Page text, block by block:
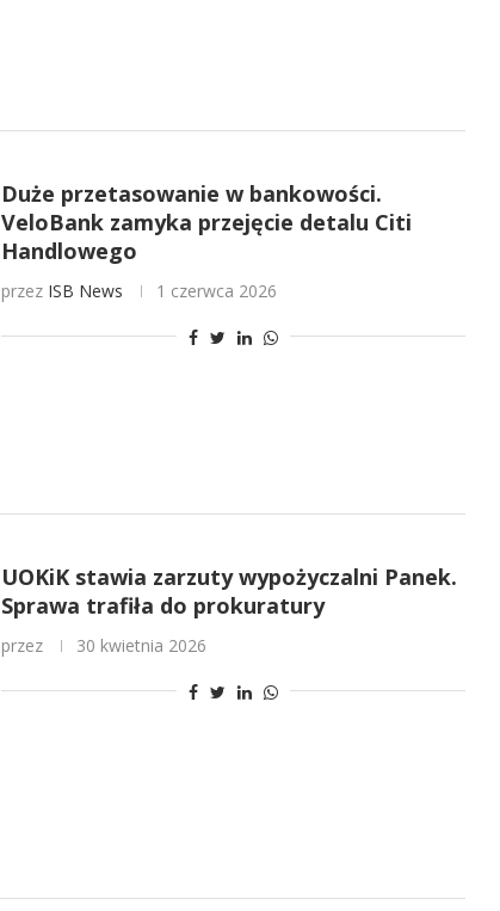
Duże przetasowanie w bankowości.
VeloBank zamyka przejęcie detalu Citi
Handlowego
przez ISB News 1 czerwca 2026
UOKiK stawia zarzuty wypożyczalni Panek.
Sprawa trafiła do prokuratury
przez 30 kwietnia 2026